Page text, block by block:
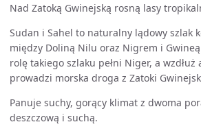
Nad Zatoką Gwinejską rosną lasy
Sudan i Sahel to naturalny lądowy szlak
między Doliną Nilu oraz Nigrem i
rolę takiego szlaku pełni Niger, a
prowadzi morska droga z Zatoki
Panuje suchy, gorący klimat z dwoma
deszczową i suchą.